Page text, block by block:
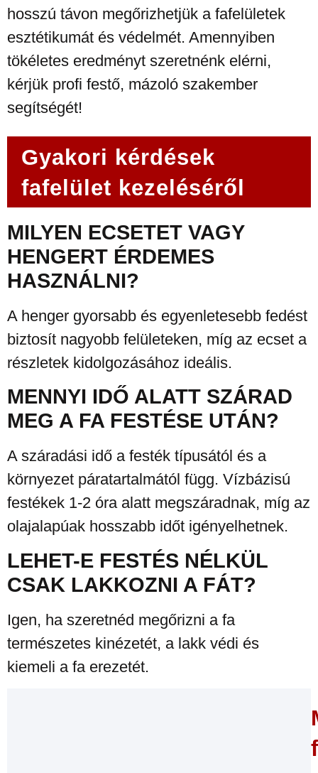
hosszú távon megőrizhetjük a fafelületek
esztétikumát és védelmét. Amennyiben
tökéletes eredményt szeretnénk elérni,
kérjük profi festő, mázoló szakember
segítségét!
Gyakori kérdések
fafelület kezeléséről
MILYEN ECSETET VAGY
HENGERT ÉRDEMES
HASZNÁLNI?
A henger gyorsabb és egyenletesebb fedést
biztosít nagyobb felületeken, míg az ecset a
részletek kidolgozásához ideális.
MENNYI IDŐ ALATT SZÁRAD
MEG A FA FESTÉSE UTÁN?
A száradási idő a festék típusától és a
környezet páratartalmától függ. Vízbázisú
festékek 1-2 óra alatt megszáradnak, míg az
olajalapúak hosszabb időt igényelhetnek.
LEHET-E FESTÉS NÉLKÜL
CSAK LAKKOZNI A FÁT?
Igen, ha szeretnéd megőrizni a fa
természetes kinézetét, a lakk védi és
kiemeli a fa erezetét.